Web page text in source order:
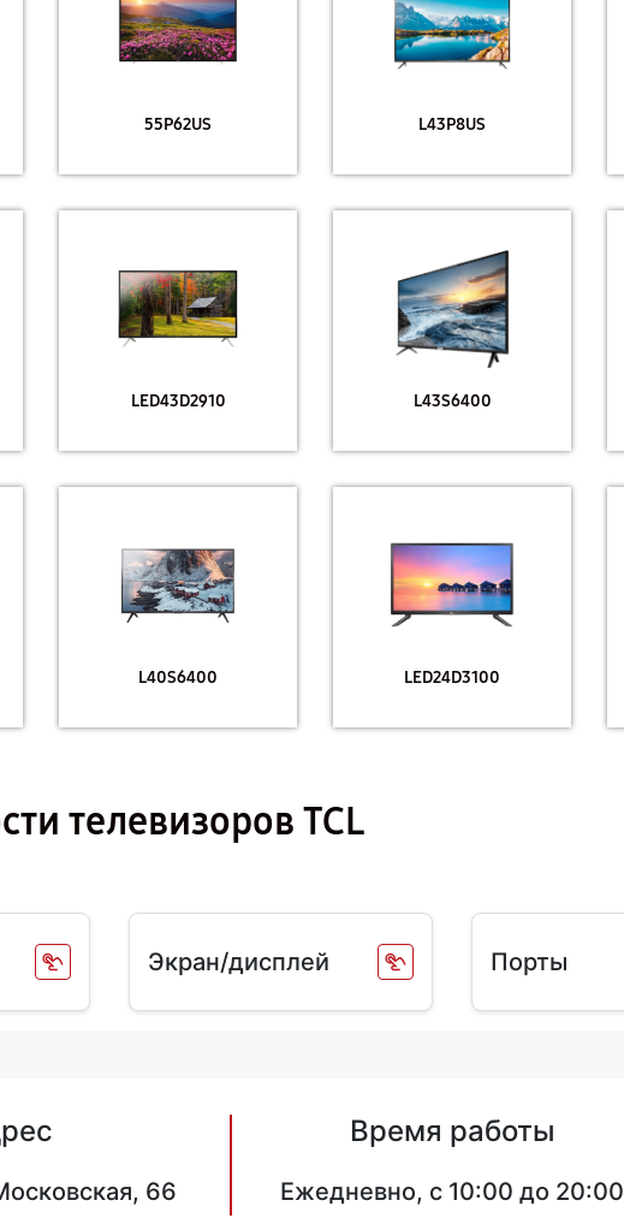
55P62US L43P8US
LED43D2910 L43S6400
L40S6400 LED24D3100
телевизоров TCL
Экран/дисплей Порты
66
Время работы
Ежедневно, с 10:00 до 20:00